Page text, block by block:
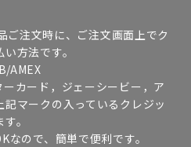
ご注文時に、ご注文画面上でク
方法です。
AMEX
ーカード，ジェーシービー，ア
マークの入っているクレジッ
。
ので、簡単で便利です。